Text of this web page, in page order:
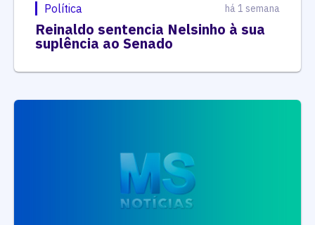
Política há 1 semana
Reinaldo sentencia Nelsinho à sua
suplência ao Senado